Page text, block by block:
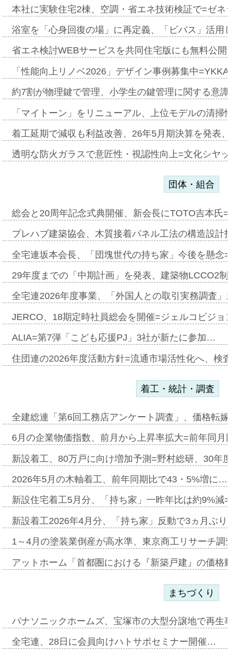
本社に実験住宅2棟、空調・省エネ技術検証で=ゼ
浴室を「心身回復の場」に再定義、「ビバス」活
省エネ検討WEBサービスを共同住宅版にも無料公
「性能向上リノベ2026」デザイン事例募集中
約7割が物理鍵で管理、小学生の鍵管理に関する意
「マイトーン」をリニューアル、上位モデルの清
着工延期で減収も利益改善、26年5月期決算を発表
透明な防火ガラスで意匠性・視認性向上=文化シヤ
団体・組合
総会と20周年記念式典開催、新会長にTOTO吉本氏
プレハブ建築協会、木質接着パネル工法の構造設
全宅連坂本会長、「団塊世代の持ち家」今後を懸
29年度までの「中期計画」を発表、建築物LCCO2
全宅連2026年度事業、「外国人との取引実務調査
JERCO、18期定時社員総会を開催=ジェルコビジ
ALIA=第7弾「こども応援PJ」3社が新たに参加…
住団連の2026年度活動方針=流通市場活性化へ、検
着工・統計・調査
全建総連「第6回工務店アンケート調査」、価格転
6月の企業物価指数、前月から上昇率拡大=前年同
新設着工、80万戸に向け増加予測=野村総研、30年
2026年5月の木軸着工、前年同期比で43・5%増に…
新設住宅着工5月分、「持ち家」一昨年比は約9%
新設着工2026年4月分、「持ち家」反動で3ヵ月ぶ
1～4月の塗装業倒産が高水準、東京商工リサーチ
アットホーム「首都圏における『新築戸建』の価
まちづくり
パナソニックホームズ、宝塚市の大型分譲地で再
全宅連、28日に会員向けハトサポセミナー開催…